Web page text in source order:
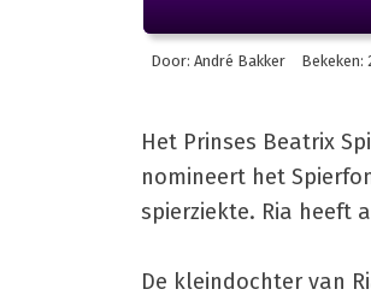
Door: André Bakker Bekeken:
Het Prinses Beatrix
nomineert het
spierziekte. Ria heeft
De kleindochter van